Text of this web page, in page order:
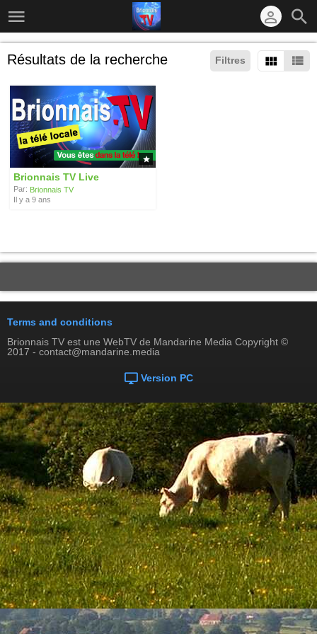
Filtres
Résultats de la recherche
Brionnais TV Live
Par: Brionnais TV
Il y a 9 ans
Terms and conditions
Brionnais TV est une WebTV de Mandarine Media Copyright ©
2017 - contact@mandarine.media
Version PC